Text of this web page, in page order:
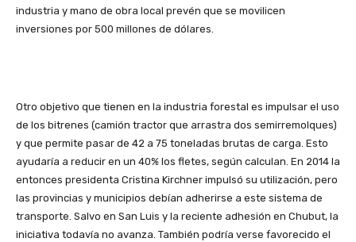
industria y mano de obra local prevén que se movilicen
inversiones por 500 millones de dólares.
Otro objetivo que tienen en la industria forestal es impulsar el uso
de los bitrenes (camión tractor que arrastra dos semirremolques)
y que permite pasar de 42 a 75 toneladas brutas de carga. Esto
ayudaría a reducir en un 40% los fletes, según calculan. En 2014 la
entonces presidenta Cristina Kirchner impulsó su utilización, pero
las provincias y municipios debían adherirse a este sistema de
transporte. Salvo en San Luis y la reciente adhesión en Chubut, la
iniciativa todavía no avanza. También podría verse favorecido el